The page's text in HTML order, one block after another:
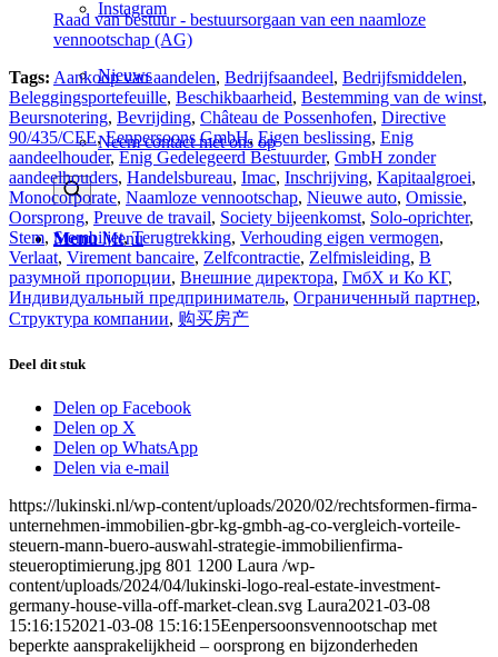
Instagram
Nieuws
Neem contact met ons op
Menu Menu
Raad van bestuur - bestuursorgaan van een naamloze
vennootschap (AG)
Tags: Aankoop van aandelen, Bedrijfsaandeel, Bedrijfsmiddelen,
Beleggingsportefeuille, Beschikbaarheid, Bestemming van de winst,
Beursnotering, Bevrijding, Château de Possenhofen, Directive
90/435/CEE,Eenpersoons GmbH, Eigen beslissing, Enig
aandeelhouder, Enig Gedelegeerd Bestuurder, GmbH zonder
aandeelhouders, Handelsbureau, Imac, Inschrijving, Kapitaalgroei,
Monocorporate, Naamloze vennootschap, Nieuwe auto, Omissie,
Oorsprong, Preuve de travail, Society bijeenkomst, Solo-oprichter,
Stem, Stembiljet,Terugtrekking, Verhouding eigen vermogen,
Verlaat, Virement bancaire, Zelfcontractie, Zelfmisleiding, В
разумной пропорции, Внешние директора, ГмбХ и Ко КГ,
Индивидуальный предприниматель, Ограниченный партнер,
Структура компании, 购买房产
Deel dit stuk
Delen op Facebook
Delen op X
Delen op WhatsApp
Delen via e-mail
https://lukinski.nl/wp-content/uploads/2020/02/rechtsformen-firma-
unternehmen-immobilien-gbr-kg-gmbh-ag-co-vergleich-vorteile-
steuern-mann-buero-auswahl-strategie-immobilienfirma-
steueroptimierung.jpg 801 1200 Laura /wp-
content/uploads/2024/04/lukinski-logo-real-estate-investment-
germany-house-villa-off-market-clean.svg Laura2021-03-08
15:16:152021-03-08 15:16:15Eenpersoonsvennootschap met
beperkte aansprakelijkheid – oorsprong en bijzonderheden